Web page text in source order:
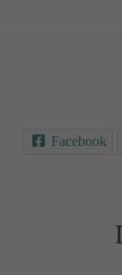
Facebook